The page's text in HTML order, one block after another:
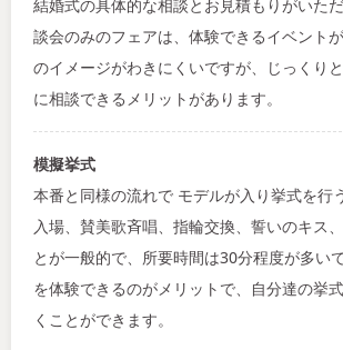
結婚式の具体的な相談とお見積もりがいた
談会のみのフェアは、体験できるイベント
のイメージがわきにくいですが、じっくり
に相談できるメリットがあります。
模擬挙式
本番と同様の流れで モデルが入り挙式を行
入場、賛美歌斉唱、指輪交換、誓いのキス
とが一般的で、所要時間は30分程度が多い
を体験できるのがメリットで、自分達の挙
くことができます。